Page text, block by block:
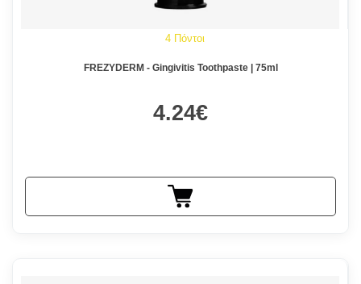
4 Πόντοι
FREZYDERM - Gingivitis Toothpaste | 75ml
4.24€